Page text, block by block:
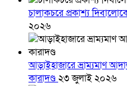
চালাকচরে প্রকাশ্য
২০২৬
আড়াইহাজারে ভ্রাম্যমাণ
কারাদণ্ড২৩ জুলাই ২০২৬